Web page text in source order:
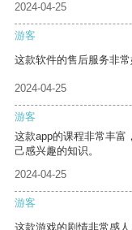
2024-04-25
游客
这款软件的售后服务非
2024-04-25
游客
这款app的课程非常丰富
己感兴趣的知识。
2024-04-25
游客
这款游戏的剧情非常感人